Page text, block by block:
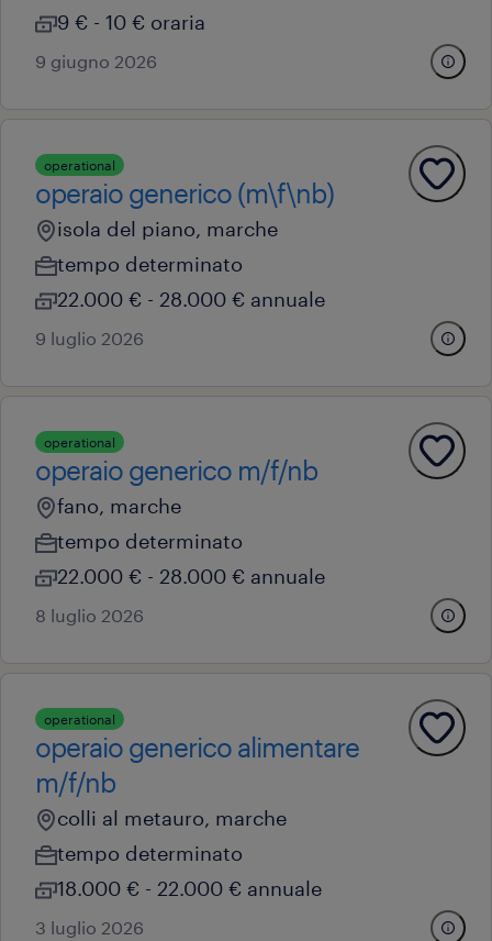
9 € - 10 € oraria
9 giugno 2026
operational
operaio generico (m\f\nb)
isola del piano, marche
tempo determinato
22.000 € - 28.000 € annuale
9 luglio 2026
operational
operaio generico m/f/nb
fano, marche
tempo determinato
22.000 € - 28.000 € annuale
8 luglio 2026
operational
operaio generico alimentare
m/f/nb
colli al metauro, marche
tempo determinato
18.000 € - 22.000 € annuale
3 luglio 2026